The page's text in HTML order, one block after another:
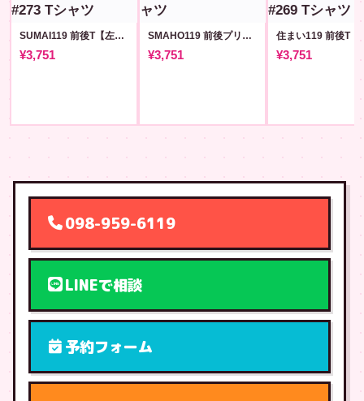
SUMAI119 前後T【左胸ロゴ版】#273
¥3,751
SMAHO119 前後プリントT #75
¥3,751 ¥3,751
098-959-6119
LINEで相談
予約フォーム